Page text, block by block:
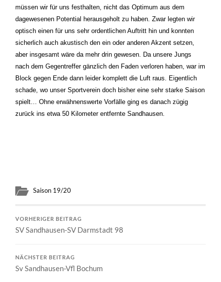
müssen wir für uns festhalten, nicht das Optimum aus dem
dagewesenen Potential herausgeholt zu haben. Zwar legten wir
optisch einen für uns sehr ordentlichen Auftritt hin und konnten
sicherlich auch akustisch den ein oder anderen Akzent setzen,
aber insgesamt wäre da mehr drin gewesen. Da unsere Jungs
nach dem Gegentreffer gänzlich den Faden verloren haben, war im
Block gegen Ende dann leider komplett die Luft raus. Eigentlich
schade, wo unser Sportverein doch bisher eine sehr starke Saison
spielt… Ohne erwähnenswerte Vorfälle ging es danach zügig
zurück ins etwa 50 Kilometer entfernte Sandhausen.
Saison 19/20
VORHERIGER BEITRAG
SV Sandhausen-SV Darmstadt 98
NÄCHSTER BEITRAG
Sv Sandhausen-Vfl Bochum